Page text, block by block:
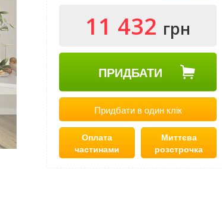
11 432 грн
ПРИДБАТИ
Придбати в один клік
Оплата
частинами
Миттєва
розстрочка